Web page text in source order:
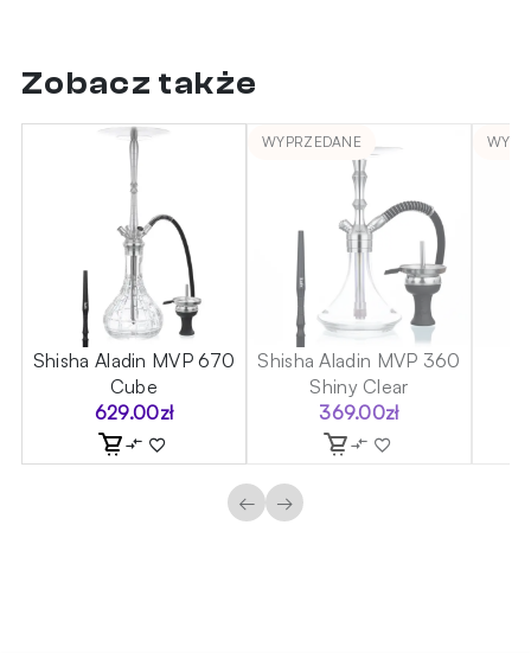
Zobacz także
Shisha Aladin MVP 670
Cube
629.00zł
WYPRZEDANE
Shisha Aladin MVP 360
Shiny Clear
369.00zł
← →